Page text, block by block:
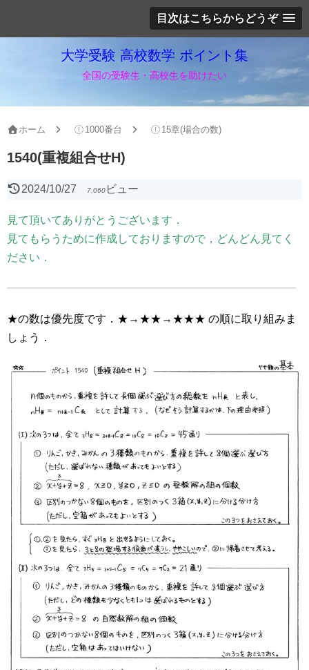
目次はこちらからどうぞ
大学受験 高校数学 ポイント集
全国の受験生・高校生を助けたい
ホーム 1000番台 15章(場合の数)
1540(重複組合せH)
2024/10/27 7,060ビュー
見て頂いてありがとうございます．
見てもらうために作成しておりますので，どんどん見てく
ださい．
★の数は優先度です．★→★★→★★★ の順に取り組みま
しょう．